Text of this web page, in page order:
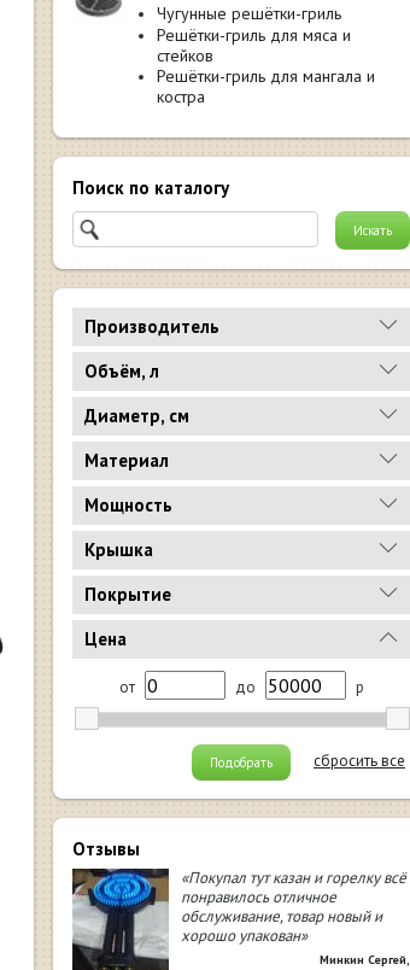
Чугунные решётки-гриль
Решётки-гриль для мяса и
стейков
Решётки-гриль для мангала и
костра
Поиск по каталогу
Производитель
Объём, л
Диаметр, см
Материал
Мощность
Крышка
Покрытие
Цена
от до р
сбросить все
Подобрать
Отзывы
«Покупал тут казан и горелку всё
понравилось отличное
обслуживание, товар новый и
хорошо упакован»
Минкин Сергей,